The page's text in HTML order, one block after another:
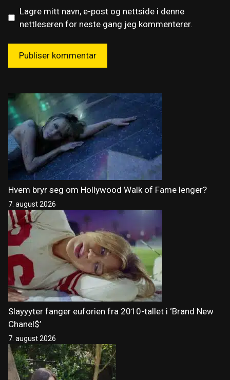
Lagre mitt navn, e-post og nettside i denne
nettleseren for neste gang jeg kommenterer.
Hvem bryr seg om Hollywood Walk of Fame lenger?
7. august 2026
Slayyyter fanger euforien fra 2010-tallet i ‘Brand New
Chanel$’
7. august 2026